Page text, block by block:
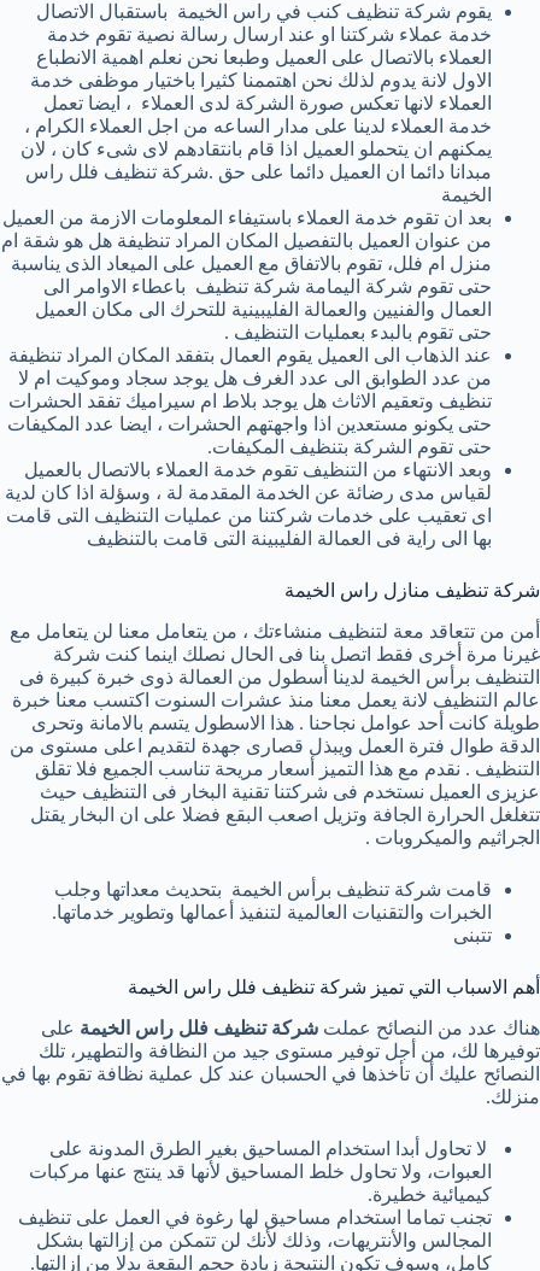
يقوم شركة تنظيف كنب في راس الخيمة باستقبال الاتصال
خدمة عملاء شركتنا او عند ارسال رسالة نصية تقوم خدمة
العملاء بالاتصال على العميل وطبعا نحن نعلم اهمية الانطباع
الاول لانة يدوم لذلك نحن اهتممنا كثيرا باختيار موظفى خدمة
العملاء لانها تعكس صورة الشركة لدى العملاء ، ايضا تعمل
خدمة العملاء لدينا على مدار الساعه من اجل العملاء الكرام ،
يمكنهم ان يتحملو العميل اذا قام بانتقادهم لاى شىء كان ، لان
مبدانا دائما ان العميل دائما على حق .شركة تنظيف فلل راس
الخيمة
بعد ان تقوم خدمة العملاء باستيفاء المعلومات الازمة من العميل
من عنوان العميل بالتفصيل المكان المراد تنظيفة هل هو شقة ام
منزل ام فلل، تقوم بالاتفاق مع العميل على الميعاد الذى يناسبة
حتى تقوم شركة اليمامة شركة تنظيف باعطاء الاوامر الى
العمال والفنيين والعمالة الفليبينية للتحرك الى مكان العميل
حتى تقوم بالبدء بعمليات التنظيف .
عند الذهاب الى العميل يقوم العمال بتفقد المكان المراد تنظيفة
من عدد الطوابق الى عدد الغرف هل يوجد سجاد وموكيت ام لا
تنظيف وتعقيم الاثاث هل يوجد بلاط ام سيراميك تفقد الحشرات
حتى يكونو مستعدين اذا واجهتهم الحشرات ، ايضا عدد المكيفات
حتى تقوم الشركة بتنظيف المكيفات.
وبعد الانتهاء من التنظيف تقوم خدمة العملاء بالاتصال بالعميل
لقياس مدى رضائة عن الخدمة المقدمة لة ، وسؤلة اذا كان لدية
اى تعقيب على خدمات شركتنا من عمليات التنظيف التى قامت
بها الى راية فى العمالة الفليبينة التى قامت بالتنظيف
شركة تنظيف منازل راس الخيمة
أمن من تتعاقد معة لتنظيف منشاءتك ، من يتعامل معنا لن يتعامل مع
غيرنا مرة أخرى فقط اتصل بنا فى الحال نصلك اينما كنت شركة
التنظيف برأس الخيمة لدينا أسطول من العمالة ذوى خبرة كبيرة فى
عالم التنظيف لانة يعمل معنا منذ عشرات السنوت اكتسب معنا خبرة
طويلة كانت أحد عوامل نجاحنا . هذا الاسطول يتسم بالامانة وتحرى
الدقة طوال فترة العمل ويبذل قصارى جهدة لتقديم اعلى مستوى من
التنظيف . نقدم مع هذا التميز أسعار مريحة تناسب الجميع فلا تقلق
عزيزى العميل نستخدم فى شركتنا تقنية البخار فى التنظيف حيث
تتغلغل الحرارة الجافة وتزيل اصعب البقع فضلا على ان البخار يقتل
الجراثيم والميكروبات .
قامت شركة تنظيف برأس الخيمة بتحديث معداتها وجلب
الخبرات والتقنيات العالمية لتنفيذ أعمالها وتطوير خدماتها.
تتبنى
أهم الاسباب التي تميز شركة تنظيف فلل راس الخيمة
هناك عدد من النصائح عملت شركة تنظيف فلل راس الخيمة على
توفيرها لك، من أجل توفير مستوى جيد من النظافة والتطهير، تلك
النصائح عليك أن تأخذها في الحسبان عند كل عملية نظافة تقوم بها في
منزلك.
لا تحاول أبدا استخدام المساحيق بغير الطرق المدونة على
العبوات، ولا تحاول خلط المساحيق لأنها قد ينتج عنها مركبات
كيميائية خطيرة.
تجنب تماما استخدام مساحيق لها رغوة في العمل على تنظيف
المجالس والأنتريهات، وذلك لأنك لن تتمكن من إزالتها بشكل
كامل، وسوف تكون النتيجة زيادة حجم البقعة بدلا من إزالتها.